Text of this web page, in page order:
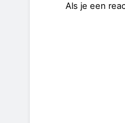
Als je een